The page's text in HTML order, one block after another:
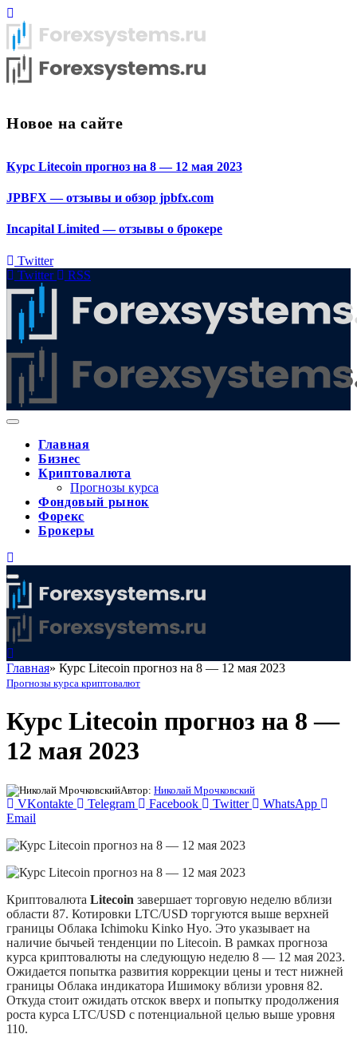
Новое на сайте
Курс Litecoin прогноз на 8 — 12 мая 2023
JPBFX — отзывы и обзор jpbfx.com
Incapital Limited — отзывы о брокере
Twitter
Twitter
RSS
Главная
Бизнес
Криптовалюта
Прогнозы курса
Фондовый рынок
Форекс
Брокеры
Главная» Курс Litecoin прогноз на 8 — 12 мая 2023
Прогнозы курса криптовалют
Курс Litecoin прогноз на 8 —
12 мая 2023
Автор: Николай Мрочковский
VKontakte Telegram Facebook Twitter
WhatsApp
Email
Криптовалюта Litecoin завершает торговую неделю вблизи
области 87. Котировки LTC/USD торгуются выше верхней
границы Облака Ichimoku Kinko Hyo. Это указывает на
наличие бычьей тенденции по Litecoin. В рамках прогноза
курса криптовалюты на следующую неделю 8 — 12 мая 2023.
Ожидается попытка развития коррекции цены и тест нижней
границы Облака индикатора Ишимоку вблизи уровня 82.
Откуда стоит ожидать отскок вверх и попытку продолжения
роста курса LTC/USD с потенциальной целью выше уровня
110.